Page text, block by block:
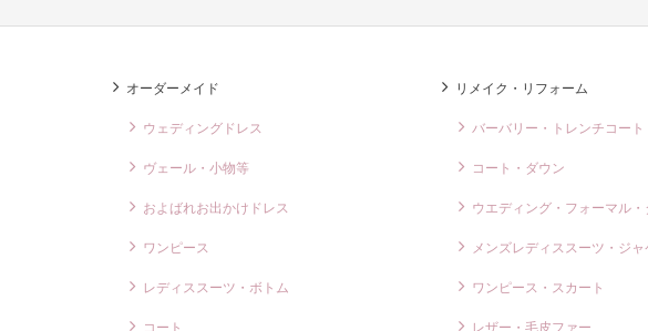
o
k
オーダーメイド
ウェディングドレス
ヴェール・小物等
およばれお出かけドレス
ワンピース
レディススーツ・ボトム
コート
リメイク・リフォーム
バーバリー・トレンチコート
コート・ダウン
ウエディング・フォーマル・
メンズレディススーツ・ジャ
ワンピース・スカート
レザー・毛皮ファー